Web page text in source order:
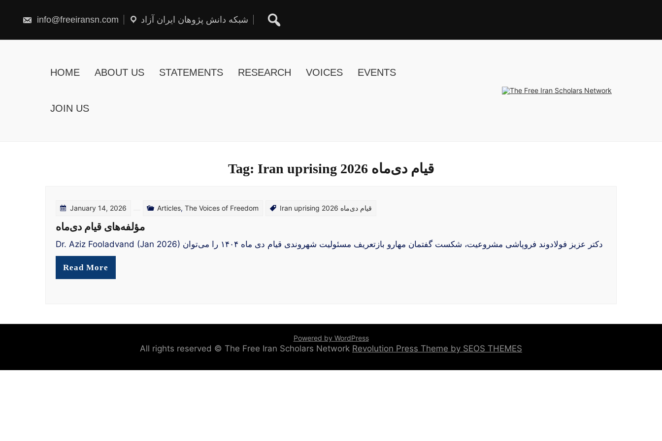
content
info@freeiransn.com شبکه دانش پژوهان ایران آزاد
HOME ABOUT US STATEMENTS RESEARCH VOICES EVENTS
JOIN US
Tag: Iran uprising 2026 قیام دی‌ماه
January 14, 2026 Articles, The Voices of Freedom Iran uprising 2026 قیام دی‌ماه
مؤلفه‌های قیام دی‌ماه
Dr. Aziz Fooladvand (Jan 2026) دکتر عزیز فولادوند فروپاشی مشروعیت، شکست گفتمان مهارو بازتعریف مسئولیت شهروندی قیام دی ‌ماه ۱۴۰۴ را می‌توان
Read More
Powered by WordPress
All rights reserved © The Free Iran Scholars Network Revolution Press Theme by SEOS THEMES